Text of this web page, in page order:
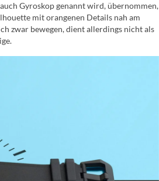
Gyroskop genannt wird, übernommen,
mit orangenen Details nah am
zwar bewegen, dient allerdings nicht als